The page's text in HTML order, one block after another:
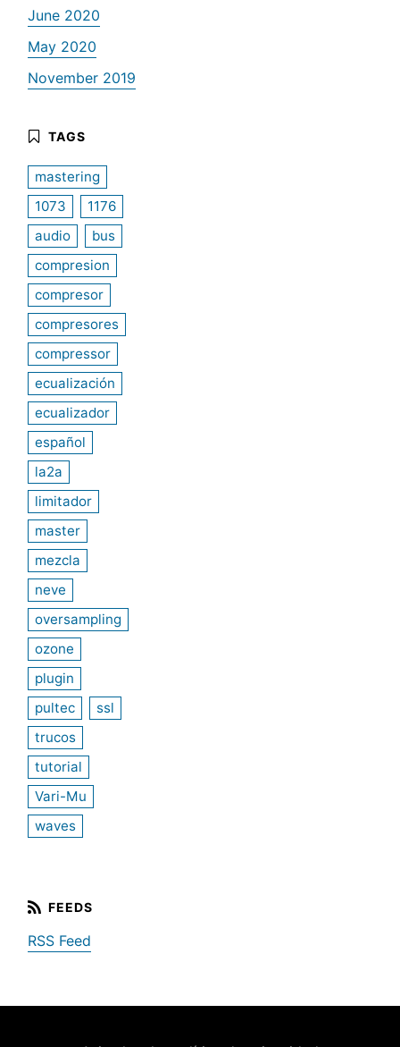
June 2020
May 2020
November 2019
mastering
1073
1176
audio
bus
compresion
compresor
compresores
compressor
ecualización
ecualizador
español
la2a
limitador
master
mezcla
neve
oversampling
ozone
plugin
pultec
ssl
trucos
tutorial
Vari-Mu
waves
RSS Feed